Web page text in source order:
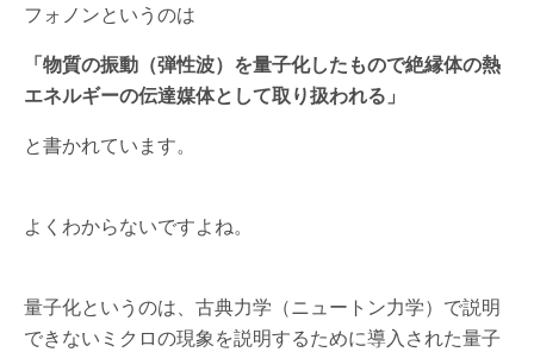
フォノンというのは
「物質の振動（弾性波）を量子化したもので絶縁体の熱
エネルギーの伝達媒体として取り扱われる」
と書かれています。
よくわからないですよね。
量子化というのは、古典力学（ニュートン力学）で説明
できないミクロの現象を説明するために導入された量子